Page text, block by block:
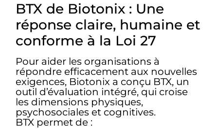
BTX de Biotonix : Une
réponse claire, humaine et
conforme à la Loi 27
Pour aider les organisations à
répondre efficacement aux nouvelles
exigences, Biotonix a conçu BTX, un
outil d’évaluation intégré, qui croise
les dimensions physiques,
psychosociales et cognitives.
BTX permet de :